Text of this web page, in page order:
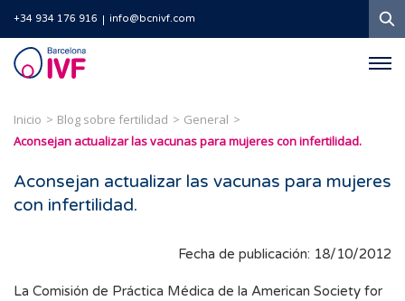
+34 934 176 916 info@bcnivf.com
Barcelona
IVF
Inicio Blog sobre fertilidad
General
Aconsejan actualizar las vacunas para mujeres con infertilidad.
Aconsejan actualizar las vacunas para mujeres
con infertilidad.
Fecha de publicación: 18/10/2012
La Comisión de Práctica Médica de la American Society for